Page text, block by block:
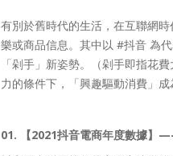
有別於舊時代的生活，在互聯網
樂或商品信息。其中以 #抖音 為
「剁手」新姿勢。（剁手即指花
力的條件下，「興趣驅動消費」
01. 【2021抖音電商年度數據】